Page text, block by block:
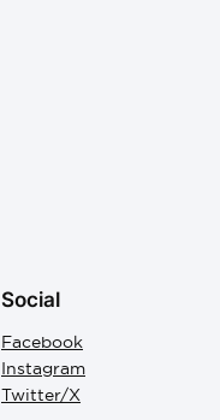
Social
Facebook
Instagram
Twitter/X